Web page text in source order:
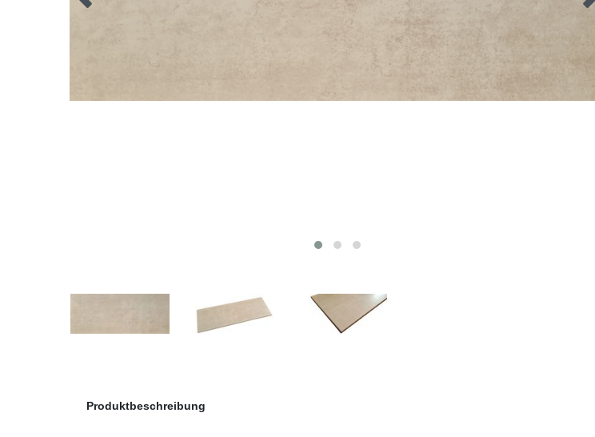
Produktbeschreibung